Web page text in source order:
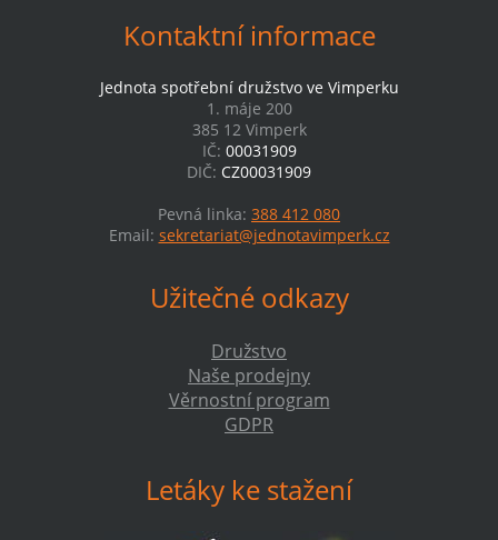
Kontaktní informace
Jednota spotřební družstvo ve Vimperku
1. máje 200
385 12 Vimperk
IČ: 00031909
DIČ: CZ00031909
Pevná linka: 388 412 080
Email: sekretariat@jednotavimperk.cz
Užitečné odkazy
Družstvo
Naše prodejny
Věrnostní program
GDPR
Letáky ke stažení